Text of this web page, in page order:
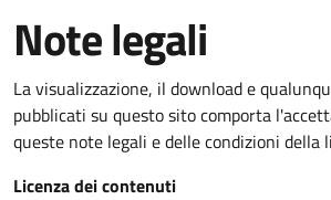
Note legali
La visualizzazione, il download e
pubblicati su questo sito comporta
queste note legali e delle condizioni della
Licenza dei contenuti